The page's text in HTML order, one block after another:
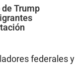
Trump
federales y